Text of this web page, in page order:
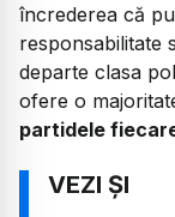
încrederea că
responsabilitate
departe clasa
ofere o
partidele